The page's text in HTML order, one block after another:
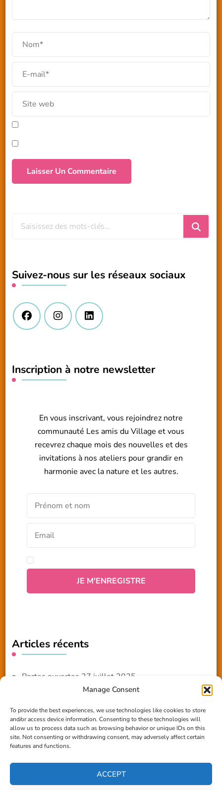
Manage Consent
To provide the best experiences, we use technologies like cookies to store
and/or access device information. Consenting to these technologies will
allow us to process data such as browsing behavior or unique IDs on this
site. Not consenting or withdrawing consent, may adversely affect certain
features and functions.
ACCEPT
?
Suivez-nous sur les réseaux sociaux
Inscription à notre newsletter
En vous inscrivant, vous rejoindrez notre
communauté Les amis du Village et vous
recevrez chaque mois des nouvelles et des
invitations à nos ateliers pour grandir en
harmonie avec la nature et les autres.
Articles récents
Portes ouvertes 27 juillet 2025
Reportage TV Com
Construction en terre-paille
Chantier Participatif Terre Paille 6/7/24